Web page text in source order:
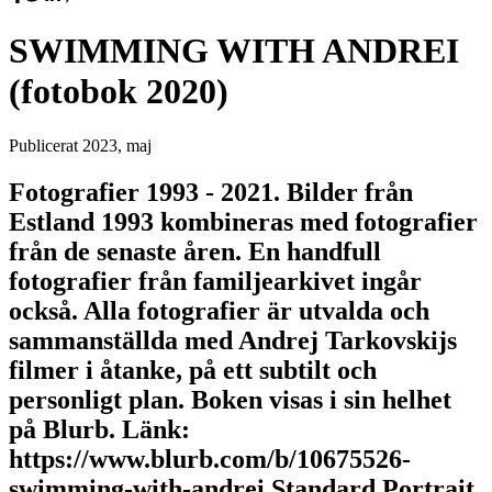
SWIMMING WITH ANDREI
(fotobok 2020)
Publicerat 2023, maj
Fotografier 1993 - 2021. Bilder från
Estland 1993 kombineras med fotografier
från de senaste åren. En handfull
fotografier från familjearkivet ingår
också. Alla fotografier är utvalda och
sammanställda med Andrej Tarkovskijs
filmer i åtanke, på ett subtilt och
personligt plan. Boken visas i sin helhet
på Blurb. Länk:
https://www.blurb.com/b/10675526-